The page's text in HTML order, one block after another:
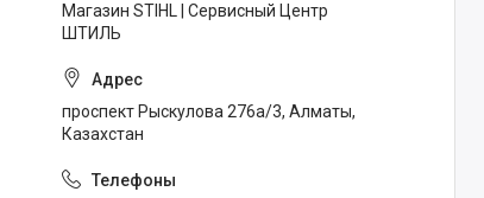
Магазин STIHL | Сервисный Центр
ШТИЛЬ
проспект Рыскулова 276а/3, Алматы,
Казахстан